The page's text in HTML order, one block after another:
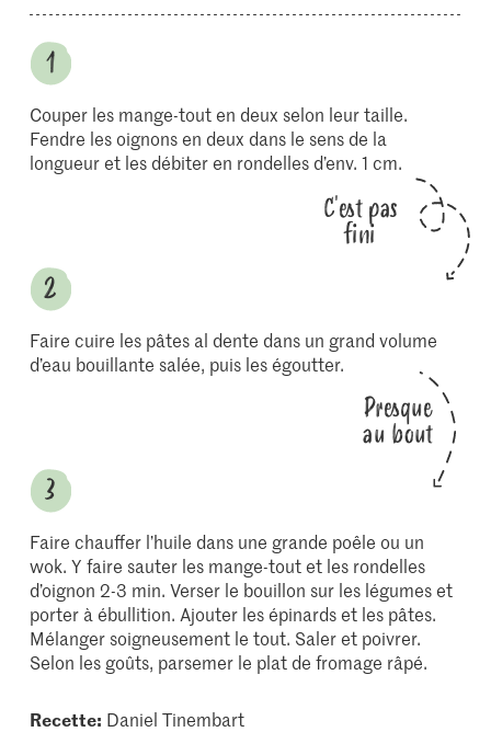
Couper les mange-tout en deux selon leur taille.
Fendre les oignons en deux dans le sens de la
longueur et les débiter en rondelles d’env. 1 cm.
C'est pas
fini
Faire cuire les pâtes al dente dans un grand volume
d’eau bouillante salée, puis les égoutter.
Presque
au bout
Faire chauffer l’huile dans une grande poêle ou un
wok. Y faire sauter les mange-tout et les rondelles
d’oignon 2-3 min. Verser le bouillon sur les légumes et
porter à ébullition. Ajouter les épinards et les pâtes.
Mélanger soigneusement le tout. Saler et poivrer.
Selon les goûts, parsemer le plat de fromage râpé.
Recette: Daniel Tinembart